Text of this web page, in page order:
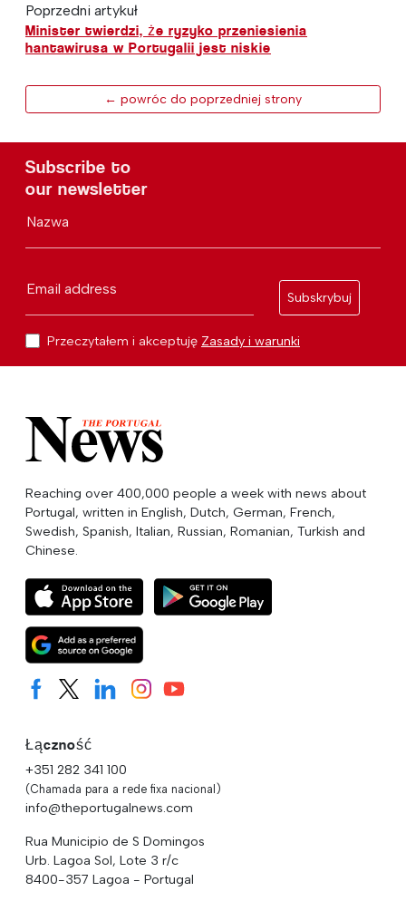
Poprzedni artykuł
Minister twierdzi, że ryzyko przeniesienia
hantawirusa w Portugalii jest niskie
← powróc do poprzedniej strony
Subscribe to
our newsletter
Nazwa
Email address
Subskrybuj
Przeczytałem i akceptuję Zasady i warunki
Reaching over 400,000 people a week with news about
Portugal, written in English, Dutch, German, French,
Swedish, Spanish, Italian, Russian, Romanian, Turkish and
Chinese.
Łączność
+351 282 341 100
(Chamada para a rede fixa nacional)
info@theportugalnews.com
Rua Municipio de S Domingos
Urb. Lagoa Sol, Lote 3 r/c
8400-357 Lagoa - Portugal